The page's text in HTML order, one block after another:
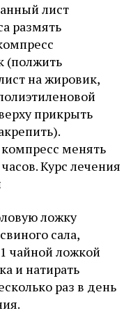
лист
размять
(полжить
на жировик,
прикрыть
менять
Курс лечения
ложку
сала,
чайной ложкой
и натирать
раз в день